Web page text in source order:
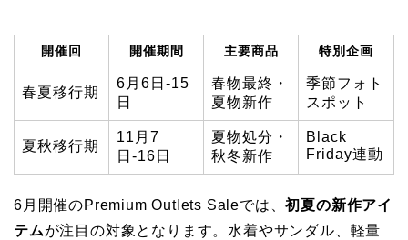
開催回 開催期間 主要商品 特別企画
春夏移行期
6月6日-15
日
春物最終・
夏物新作
季節フォト
スポット
夏秋移行期
11月7
日-16日
夏物処分・
秋冬新作
Black
Friday連動
6月開催のPremium Outlets Saleでは、初夏の新作アイ
テムが注目の対象となります。水着やサンダル、軽量